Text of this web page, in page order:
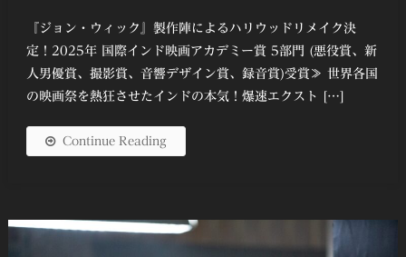
『ジョン・ウィック』製作陣によるハリウッドリメイク決
定！2025年 国際インド映画アカデミー賞 5部門 (悪役賞、新
人男優賞、撮影賞、音響デザイン賞、録音賞)受賞≫ 世界各国
の映画祭を熱狂させたインドの本気！爆速エクスト […]
Continue Reading